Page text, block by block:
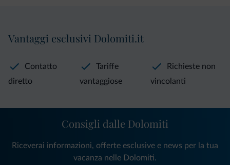
Vantaggi esclusivi Dolomiti.it
Contatto
diretto
Tariffe
vantaggiose
Richieste non
vincolanti
Consigli dalle Dolomiti
Riceverai informazioni, offerte esclusive e news per la tua
vacanza nelle Dolomiti.